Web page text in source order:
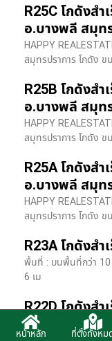
R25C โกดังส
อ.บางพลี สมุท
HAPPY
สมุทรปราการ โกดัง ข
R25B โกดังสำ
อ.บางพลี สมุท
HAPPY
สมุทรปราการ โกดัง ข
R25A โกดังสำ
อ.บางพลี สมุท
HAPPY
สมุทรปราการ โกดัง ข
R23A โกดังสำ
พื้นที่ : บนพื้นที่กว่า 10
6 เม
R22D โกดังสำ
HR22 โกดังสำเร็จรูป
รายละเอียดโรงง
หน้าหลัก ที่ตั้งทั้งหม